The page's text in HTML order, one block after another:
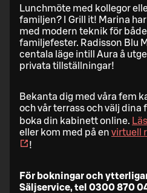
Lunchmöte med kollegor
familjen? I Grill it! Marina
med modern teknik för
familjefester. Radisson Blu
centala läge intill Aura å
privata tillställningar!
Bekanta dig med våra fem
och vår terrass och välj dina
boka din kabinett online.
eller kom med på en virtuell
!
För bokningar och
Säljservice, tel 0300 870